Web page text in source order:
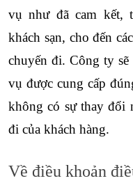
vụ như đã cam kết,
khách sạn, cho đến
chuyến đi. Công ty
vụ được cung cấp
không có sự thay đổi
đi của khách hàng.
Về điều khoản